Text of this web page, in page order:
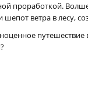
проработкой.
ветра в лесу,